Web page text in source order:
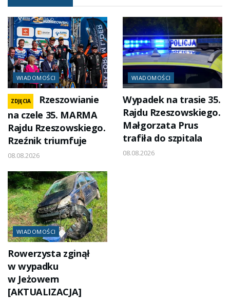
WIADOMOŚCI
ZDJĘCIA
Rzeszowianie
na czele 35. MARMA
Rajdu Rzeszowskiego.
Rzeźnik triumfuje
08.08.2026
WIADOMOŚCI
Wypadek na trasie 35.
Rajdu Rzeszowskiego.
Małgorzata Prus
trafiła do szpitala
08.08.2026
WIADOMOŚCI
Rowerzysta zginął
w wypadku
w Jeżowem
[AKTUALIZACJA]